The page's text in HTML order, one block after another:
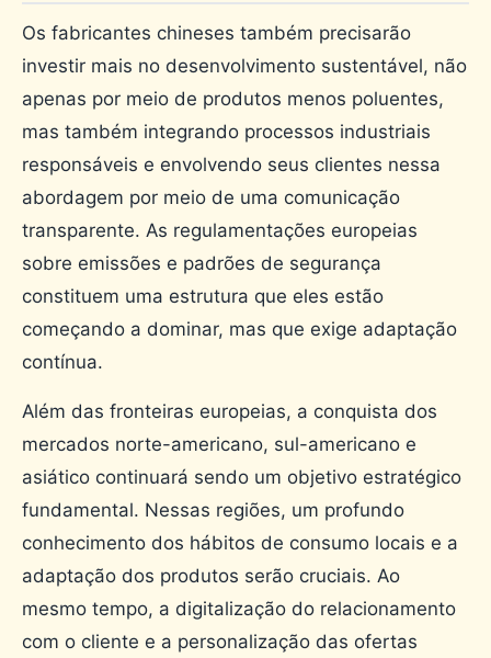
Os fabricantes chineses também precisarão
investir mais no desenvolvimento sustentável, não
apenas por meio de produtos menos poluentes,
mas também integrando processos industriais
responsáveis ​​e envolvendo seus clientes nessa
abordagem por meio de uma comunicação
transparente. As regulamentações europeias
sobre emissões e padrões de segurança
constituem uma estrutura que eles estão
começando a dominar, mas que exige adaptação
contínua.
Além das fronteiras europeias, a conquista dos
mercados norte-americano, sul-americano e
asiático continuará sendo um objetivo estratégico
fundamental. Nessas regiões, um profundo
conhecimento dos hábitos de consumo locais e a
adaptação dos produtos serão cruciais. Ao
mesmo tempo, a digitalização do relacionamento
com o cliente e a personalização das ofertas